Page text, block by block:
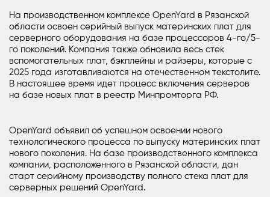
На производственном комплексе OpenYard в Рязанской
области освоен серийный выпуск материнских плат для
серверного оборудования на базе процессоров 4-го/5-
го поколений. Компания также обновила весь стек
вспомогательных плат, бэкплейны и райзеры, которые с
2025 года изготавливаются на отечественном текстолите.
В настоящее время идет процесс включения серверов
на базе новых плат в реестр Минпромторга РФ.
OpenYard объявил об успешном освоении нового
технологического процесса по выпуску материнских плат
нового поколения. На базе производственного комплекса
компании, расположенного в Рязанской области, дан
старт серийному производству полного стека плат для
серверных решений OpenYard.